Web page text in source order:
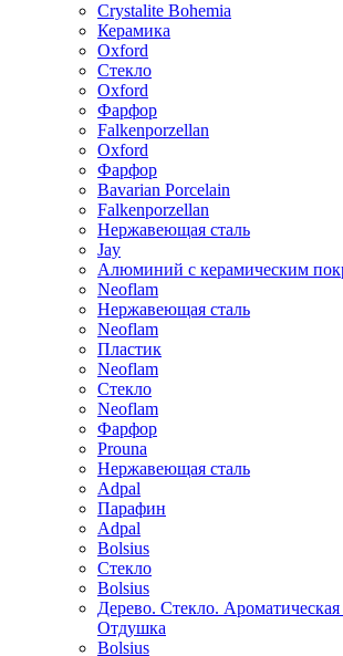
Crystalite Bohemia
Керамика
Oxford
Стекло
Oxford
Фарфор
Falkenporzellan
Oxford
Фарфор
Bavarian Porcelain
Falkenporzellan
Нержавеющая сталь
Jay
Алюминий с керамическим
Neoflam
Нержавеющая сталь
Neoflam
Пластик
Neoflam
Стекло
Neoflam
Фарфор
Prouna
Нержавеющая сталь
Adpal
Парафин
Adpal
Bolsius
Стекло
Bolsius
Дерево. Стекло.
Отдушка
Bolsius